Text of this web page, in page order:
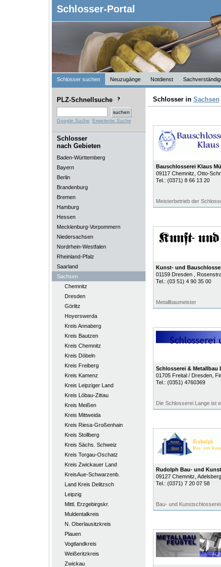
Schlosser-Portal
Schlosser suchen Neuzugänge Notdienst
PLZ-Schnellsuche
Google Suche Erweiterte Suche
Schlosser
nach Gebieten
Baden-Württemberg
Bayern
Berlin
Brandenburg
Bremen
Hamburg
Hessen
Mecklenburg-Vorpommern
Niedersachsen
Nordrhein-Westfalen
Rheinland-Pfalz
Saarland
Sachsen
Chemnitz
Dresden
Görlitz
Hoyerswerda
Kreis Annaberg
Kreis Bautzen
Kreis Chemnitz
Kreis Döbeln
Kreis Freiberg
Kreis Kamenz
Kreis Leipziger Land
Kreis Löbau-Zittau
Kreis Meißen
Kreis Mittweida
Kreis Riesa-Großenhain
Kreis Stollberg
Kreis Sächs. Schweiz
Kreis Torgau-Oschatz
Kreis Zwickauer Land
KreisAue-Schwarzenb.
Land Kreis Delitzsch
Leipzig
Mittl. Erzgebirgskr.
Muldentalkreis
N. Oberlausitzkreis
Plauen
Vogtlandkreis
Weißeritzkreis
Zwickau
Schlosser in Sachsen
Bauschlosserei Klaus
09117 Chemnitz , Otto-
Tel.: (0371) 8 66 13 20
Meisterbetrieb der
Kunst- und
01159 Dresden
,
Tel.: (03 51) 4 90 35 00
Metallbaumeister
Schlosserei & Metallbau
01705 Freital / Dresden,
Tel.: (0351) 4760369
Die Schlosserei Lange ist
Rudolph Bau- und
09127 Chemnitz ,
Tel.: (0371) 7 20 07 58
Bau- und Kunstschlosserei